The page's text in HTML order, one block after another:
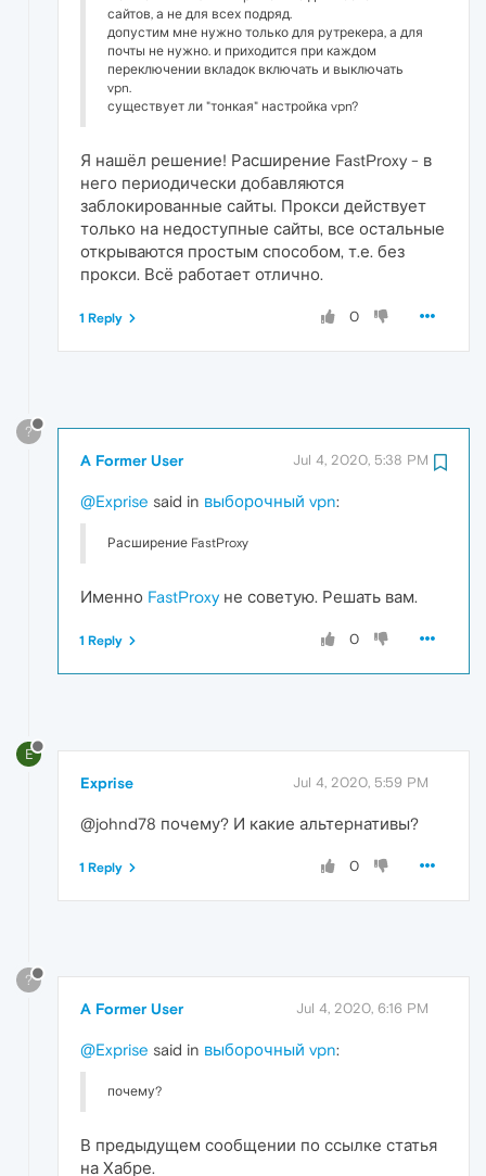
сайтов, а не для всех подряд.
допустим мне нужно только для рутрекера, а для
почты не нужно. и приходится при каждом
переключении вкладок включать и выключать
vpn.
существует ли "тонкая" настройка vpn?
Я нашёл решение! Расширение FastProxy - в
него периодически добавляются
заблокированные сайты. Прокси действует
только на недоступные сайты, все остальные
открываются простым способом, т.е. без
прокси. Всё работает отлично.
0
1 Reply
?
A Former User Jul 4, 2020, 5:38 PM
@Exprise said in выборочный vpn:
Расширение FastProxy
Именно FastProxyне советую. Решать вам.
0
1 Reply
E
Exprise Jul 4, 2020, 5:59 PM
@johnd78 почему? И какие альтернативы?
0
1 Reply
?
A Former User Jul 4, 2020, 6:16 PM
@Exprise said in выборочный vpn:
почему?
В предыдущем сообщении по ссылке статья
на Хабре.